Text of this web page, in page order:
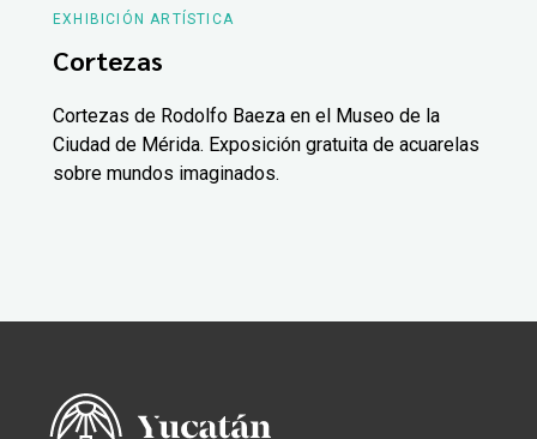
EXHIBICIÓN ARTÍSTICA
Cortezas
Cortezas de Rodolfo Baeza en el Museo de la
Ciudad de Mérida. Exposición gratuita de acuarelas
sobre mundos imaginados.